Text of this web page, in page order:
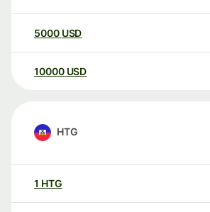
5000 USD
10000 USD
HTG
1 HTG